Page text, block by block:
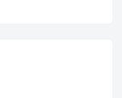
，关注马士基开舱价